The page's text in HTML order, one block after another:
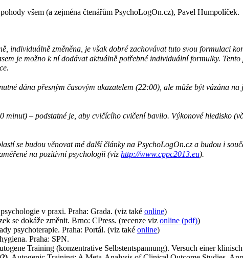
všem (a zejména čtenářům PsychoLogOn.cz), Pavel Humpolíček.
individuálně změněna, je však dobré zachovávat tuto svou formulaci
je možno k ní dodávat aktuálně potřebné individuální formulky.
dána přesným časovým ukazatelem (22:00), ale může být vázána
minut) – podstatné je, aby cvičícího cvičení bavilo. Výkonové hledisko
se budou věnovat mé další články na PsychoLogOn.cz a budou i
na pozitivní psychologii (viz http://www.cppc2013.eu).
v praxi. Praha: Grada. (viz také online)
se dokáže změnit. Brno: CPress. (recenze viz online (pdf))
psychoterapie. Praha: Portál. (viz také online)
Praha: SPN.
Training (konzentrative Selbstentspannung). Versuch einer